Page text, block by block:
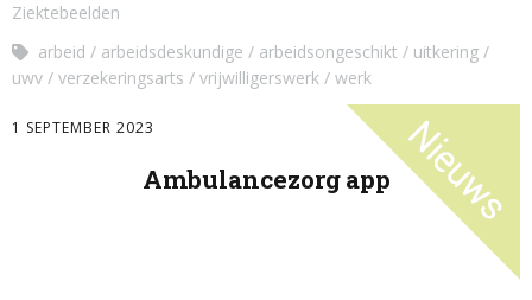
Ziektebeelden
arbeid
arbeidsdeskundige arbeidsongeschikt
uitkering
uwv
verzekeringsarts vrijwilligerswerk werk
1 SEPTEMBER 2023
Ambulancezorg app